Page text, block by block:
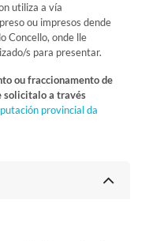
utiliza a vía
ou impresos dende
Concello, onde lle
s para presentar.
ou fraccionamento de
solicitalo a través
provincial da